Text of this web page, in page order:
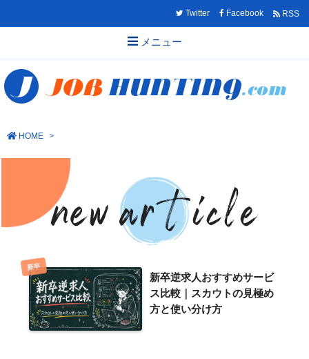
メニュー
Twitter Facebook RSS
HOME >
新卒
新卒逆求人おすすめサービ
ス比較｜スカウトの見極め
方と使い分け方